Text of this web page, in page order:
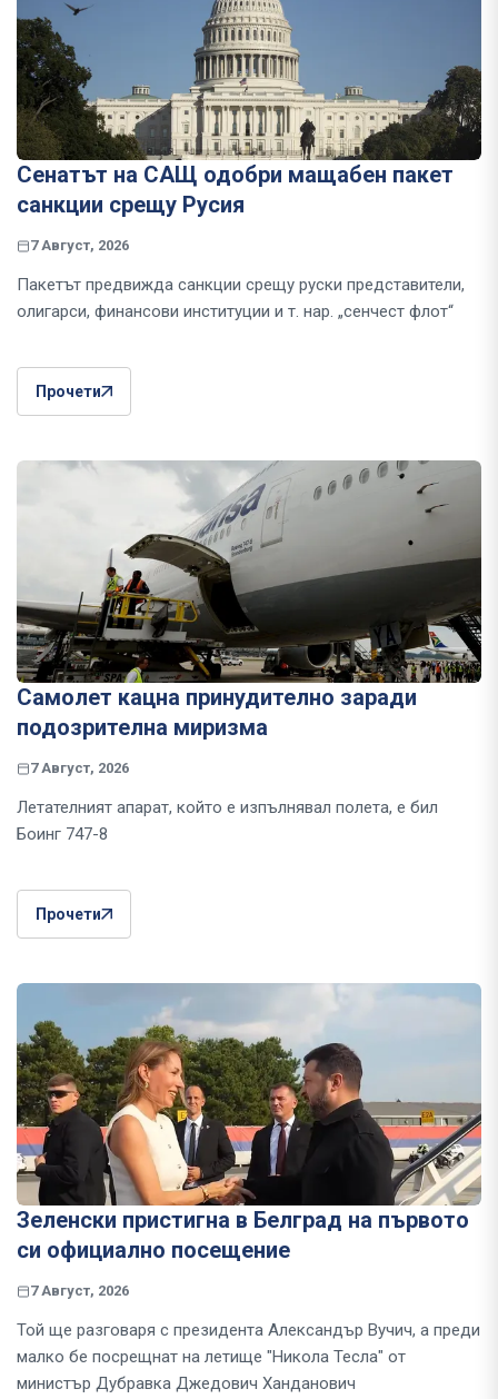
Сенатът на САЩ одобри мащабен пакет
санкции срещу Русия
7 Август, 2026
Пакетът предвижда санкции срещу руски представители,
олигарси, финансови институции и т. нар. „сенчест флот“
Прочети
Самолет кацна принудително заради
подозрителна миризма
7 Август, 2026
Летателният апарат, който е изпълнявал полета, е бил
Боинг 747-8
Прочети
Зеленски пристигна в Белград на първото
си официално посещение
7 Август, 2026
Той ще разговаря с президента Александър Вучич, а преди
малко бе посрещнат на летище "Никола Тесла" от
министър Дубравка Джедович Ханданович